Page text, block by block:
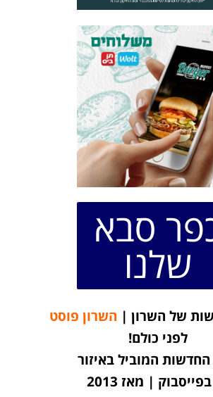
סבא
שלנו
של השרון | השרון פוסט
לפני כולם!
המוביל באיזור
| מאז 2013